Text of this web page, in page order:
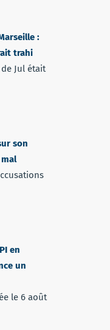
:
trahi
Jul était
son
en
un
le 6 août